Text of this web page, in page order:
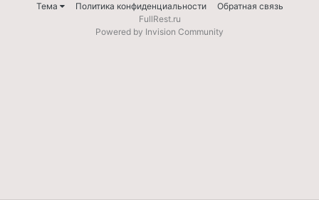
Тема Политика конфиденциальности Обратная связь
FullRest.ru
Powered by Invision Community